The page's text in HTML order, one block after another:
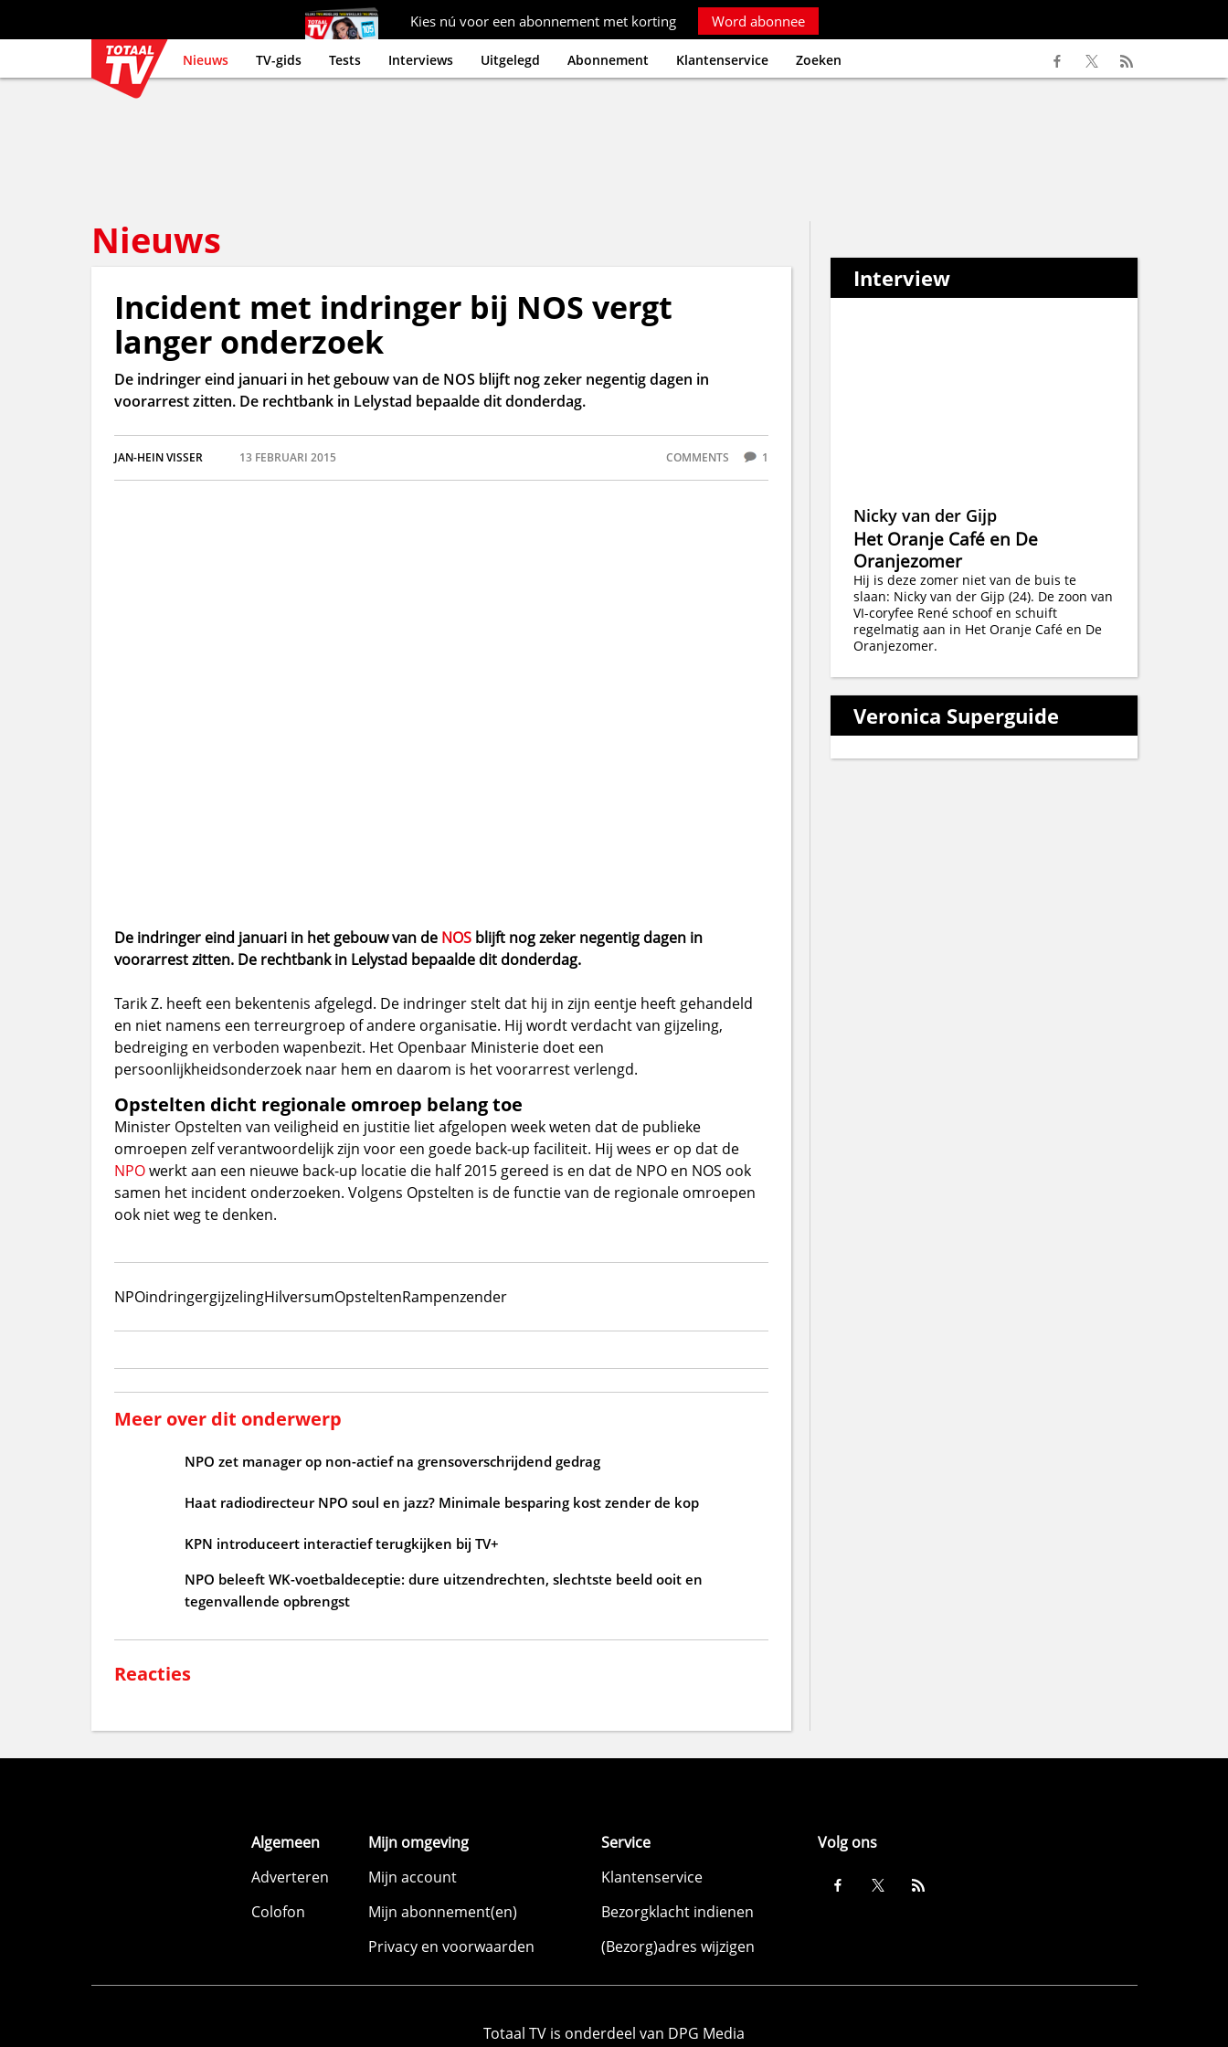
Kies nú voor een abonnement met korting Word abonnee
Nieuws TV-gids Tests Interviews Uitgelegd Abonnement Klantenservice Zoeken
Nieuws
Incident met indringer bij NOS vergt
langer onderzoek
De indringer eind januari in het gebouw van de NOS blijft nog zeker negentig dagen in
voorarrest zitten. De rechtbank in Lelystad bepaalde dit donderdag.
JAN-HEIN VISSER 13 FEBRUARI 2015 COMMENTS 1
De indringer eind januari in het gebouw van de NOSblijft nog zeker negentig dagen in
voorarrest zitten. De rechtbank in Lelystad bepaalde dit donderdag.
Tarik Z. heeft een bekentenis afgelegd. De indringer stelt dat hij in zijn eentje heeft gehandeld
en niet namens een terreurgroep of andere organisatie. Hij wordt verdacht van gijzeling,
bedreiging en verboden wapenbezit. Het Openbaar Ministerie doet een
persoonlijkheidsonderzoek naar hem en daarom is het voorarrest verlengd.
Opstelten dicht regionale omroep belang toe
Minister Opstelten van veiligheid en justitie liet afgelopen week weten dat de publieke
omroepen zelf verantwoordelijk zijn voor een goede back-up faciliteit. Hij wees er op dat de
NPOwerkt aan een nieuwe back-up locatie die half 2015 gereed is en dat de NPO en NOS ook
samen het incident onderzoeken. Volgens Opstelten is de functie van de regionale omroepen
ook niet weg te denken.
NPOindringergijzelingHilversumOpsteltenRampenzender
Meer over dit onderwerp
NPO zet manager op non-actief na grensoverschrijdend gedrag
Haat radiodirecteur NPO soul en jazz? Minimale besparing kost zender de kop
KPN introduceert interactief terugkijken bij TV+
NPO beleeft WK-voetbaldeceptie: dure uitzendrechten, slechtste beeld ooit en
tegenvallende opbrengst
Reacties
Interview
Nicky van der Gijp
Het Oranje Café en De
Oranjezomer
Hij is deze zomer niet van de buis te
slaan: Nicky van der Gijp (24). De zoon van
VI-coryfee René schoof en schuift
regelmatig aan in Het Oranje Café en De
Oranjezomer.
Veronica Superguide
Algemeen
Adverteren
Colofon
Mijn omgeving
Mijn account
Mijn abonnement(en)
Privacy en voorwaarden
Service
Klantenservice
Bezorgklacht indienen
(Bezorg)adres wijzigen
Volg ons
Totaal TV is onderdeel van DPG Media